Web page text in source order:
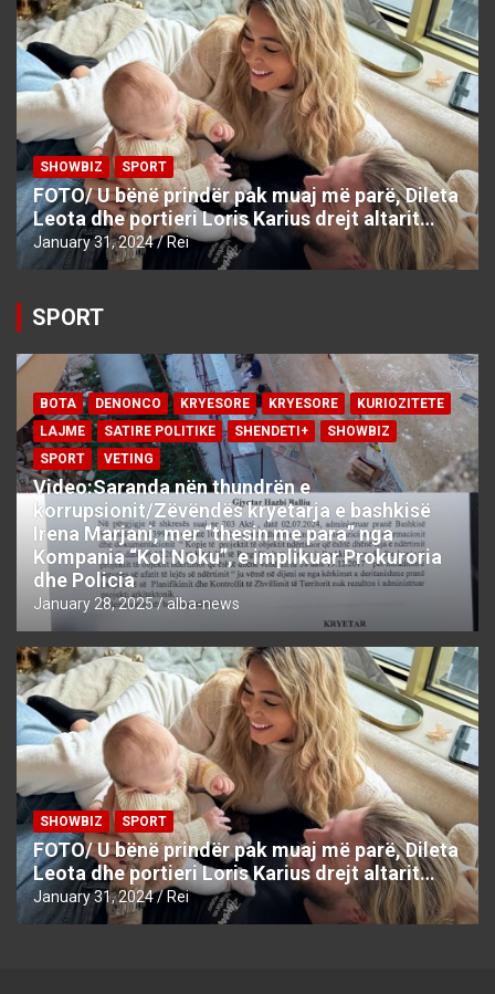
SHOWBIZ SPORT
FOTO/ U bënë prindër pak muaj më parë, Dileta
Leota dhe portieri Loris Karius drejt altarit…
January 31, 2024 Rei
SPORT
BOTA DENONCO KRYESORE KRYESORE
KURIOZITETE
LAJME
SATIRE POLITIKE SHENDETI+
SHOWBIZ
SPORT
VETING
Video:Saranda nën thundrën e
korrupsionit/Zëvëndës kryetarja e bashkisë
Irena Marjani, mer “thesin me para” nga
Kompania “Kol Noku”, e implikuar Prokuroria
dhe Policia
January 28, 2025 alba-news
SHOWBIZ SPORT
FOTO/ U bënë prindër pak muaj më parë, Dileta
Leota dhe portieri Loris Karius drejt altarit…
January 31, 2024 Rei